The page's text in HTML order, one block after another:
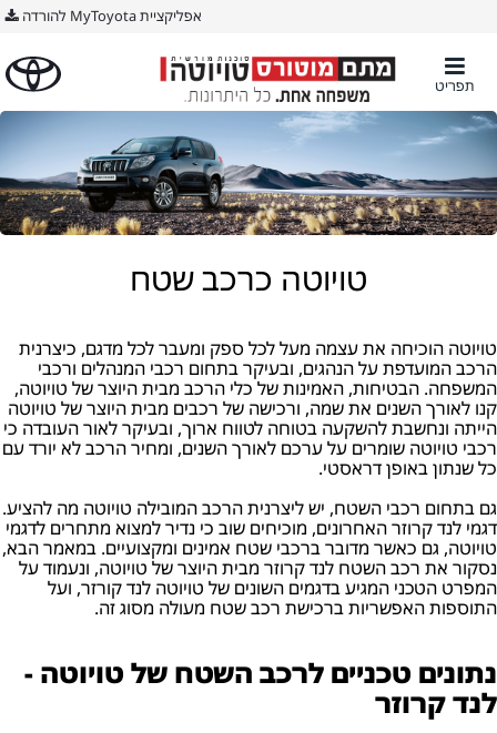
אפליקציית MyToyota להורדה
תפריט
טויוטה כרכב שטח
טויוטה הוכיחה את עצמה מעל לכל ספק ומעבר לכל מדגם, כיצרנית
הרכב המועדפת על הנהגים, ובעיקר בתחום רכבי המנהלים ורכבי
המשפחה. הבטיחות, האמינות של כלי הרכב מבית היוצר של טויוטה,
קנו לאורך השנים את שמה, ורכישה של רכבים מבית היוצר של טויוטה
הייתה ונחשבת להשקעה בטוחה לטווח ארוך, ובעיקר לאור העובדה כי
רכבי טויוטה שומרים על ערכם לאורך השנים, ומחיר הרכב לא יורד עם
כל שנתון באופן דראסטי.
גם בתחום רכבי השטח, יש ליצרנית הרכב המובילה טויוטה מה להציע.
דגמי לנד קרוזר האחרונים, מוכיחים שוב כי נדיר למצוא מתחרים לדגמי
טויוטה, גם כאשר מדובר ברכבי שטח אמינים ומקצועיים. במאמר הבא,
נסקור את רכב השטח לנד קרוזר מבית היוצר של טויוטה, ונעמוד על
המפרט הטכני המגיע בדגמים השונים של טויוטה לנד קורזר, ועל
התוספות האפשריות ברכישת רכב שטח מעולה מסוג זה.
נתונים טכניים לרכב השטח של טויוטה -
לנד קרוזר